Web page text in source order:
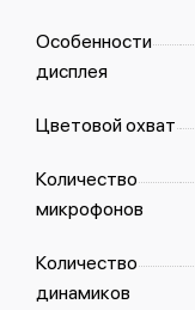
Особенности
дисплея
Цветовой охват
Количество
микрофонов
Количество
динамиков